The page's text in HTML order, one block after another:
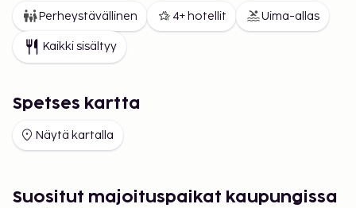
Perheystävällinen 4+ hotellit Uima-allas
Kaikki sisältyy
Spetses kartta
Näytä kartalla
Suositut majoituspaikat kaupungissa